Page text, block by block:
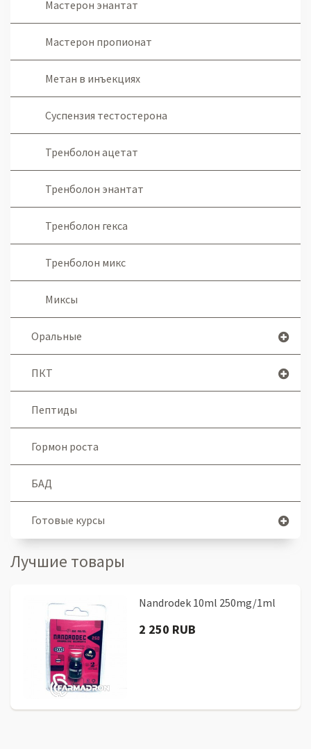
Мастерон энантат
Мастерон пропионат
Метан в инъекциях
Суспензия тестостерона
Тренболон ацетат
Тренболон энантат
Тренболон гекса
Тренболон микс
Миксы
Оральные
ПКТ
Пептиды
Гормон роста
БАД
Готовые курсы
Лучшие товары
Nandrodek 10ml 250mg/1ml
2 250 RUB